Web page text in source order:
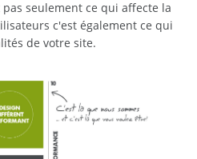
seulement ce qui affecte la
c'est également ce qui
de votre site.